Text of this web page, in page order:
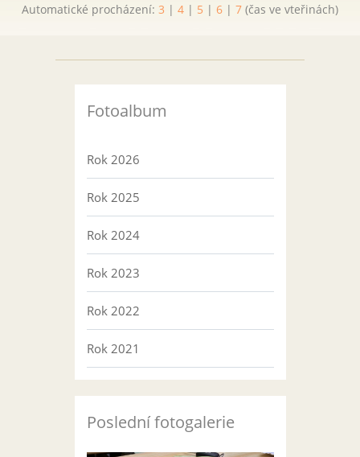
Automatické procházení: 3 | 4 | 5 | 6 | 7 (čas ve vteřinách)
Fotoalbum
Rok 2026
Rok 2025
Rok 2024
Rok 2023
Rok 2022
Rok 2021
Poslední fotogalerie